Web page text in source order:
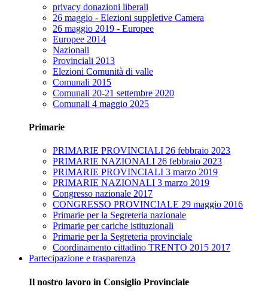
privacy donazioni liberali
26 maggio - Elezioni suppletive Camera
26 maggio 2019 - Europee
Europee 2014
Nazionali
Provinciali 2013
Elezioni Comunità di valle
Comunali 2015
Comunali 20-21 settembre 2020
Comunali 4 maggio 2025
Primarie
PRIMARIE PROVINCIALI 26 febbraio 2023
PRIMARIE NAZIONALI 26 febbraio 2023
PRIMARIE PROVINCIALI 3 marzo 2019
PRIMARIE NAZIONALI 3 marzo 2019
Congresso nazionale 2017
CONGRESSO PROVINCIALE 29 maggio 2016
Primarie per la Segreteria nazionale
Primarie per cariche istituzionali
Primarie per la Segreteria provinciale
Coordinamento cittadino TRENTO 2015 2017
Partecipazione e trasparenza
Il nostro lavoro in Consiglio Provinciale